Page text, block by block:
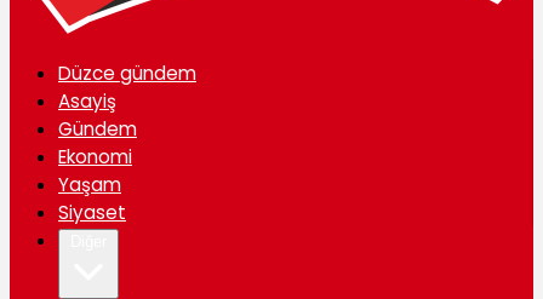
Düzce gündem
Asayiş
Gündem
Ekonomi
Yaşam
Siyaset